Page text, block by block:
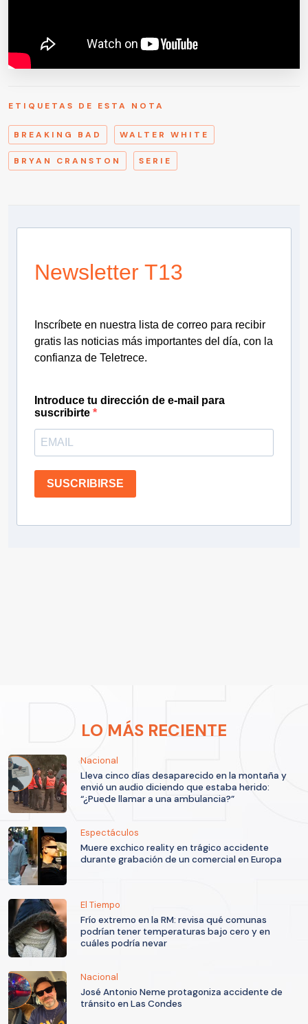
ETIQUETAS DE ESTA NOTA
BREAKING BAD WALTER WHITE
BRYAN CRANSTON SERIE
Newsletter T13
Inscríbete en nuestra lista de correo para recibir
gratis las noticias más importantes del día, con la
confianza de Teletrece.
Introduce tu dirección de e-mail para
suscribirte
SUSCRIBIRSE
LO MÁS RECIENTE
Nacional
Lleva cinco días desaparecido en la montaña y
envió un audio diciendo que estaba herido:
“¿Puede llamar a una ambulancia?”
Espectáculos
Muere exchico reality en trágico accidente
durante grabación de un comercial en Europa
El Tiempo
Frío extremo en la RM: revisa qué comunas
podrían tener temperaturas bajo cero y en
cuáles podría nevar
Nacional
José Antonio Neme protagoniza accidente de
tránsito en Las Condes